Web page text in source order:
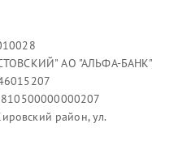
контакты кнопок, устраняем
и проблемы пайки.
некорректную работу Wi-
и сбои в сетевых
АО "АЛЬФА-БАНК"
район, ул.